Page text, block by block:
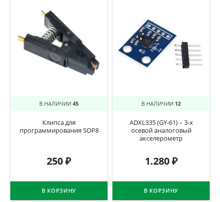
В НАЛИЧИИ 45
Клипса для
программирования SOP8
250₽
В КОРЗИНУ
В НАЛИЧИИ 12
ADXL335 (GY-61) – 3-х
осевой аналоговый
акселерометр
1.280₽
В КОРЗИНУ